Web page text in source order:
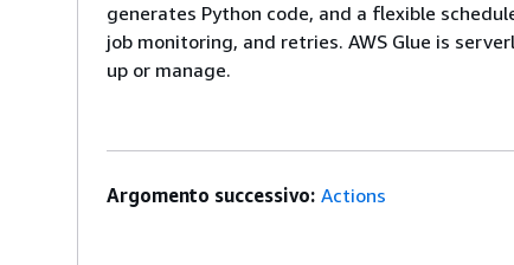
generates Python code, and a flexible
job monitoring, and retries. AWS Glue is
up or manage.
Argomento successivo: Actions